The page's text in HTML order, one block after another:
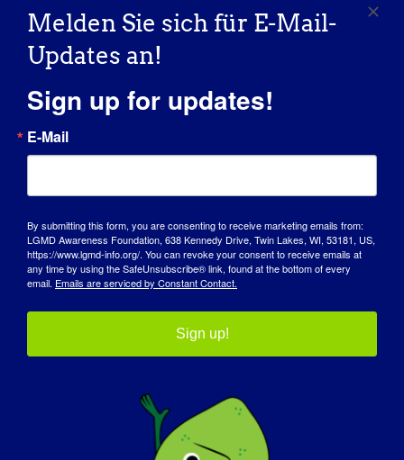
of Muscular Dystrophy.www.iamd.inUnd
Rehabilitationszentrums für alle Formen
gemacht, die Sie heute sind?
Boutique für Damenmode geführt und
nebenbei die Organisation für
Muskeldystrophie gegründet.
Was möchten Sie der Welt über LGMD
erfährt - die Symptome, die
Herausforderungen, die Behandlung, die
Rehabilitation, die neueste
Melden Sie sich für E-Mail-
Updates an!
Sign up for updates!
E-Mail
By submitting this form, you are consenting to receive marketing emails from:
LGMD Awareness Foundation, 638 Kennedy Drive, Twin Lakes, WI, 53181, US,
https://www.lgmd-info.org/. You can revoke your consent to receive emails at
any time by using the SafeUnsubscribe® link, found at the bottom of every
email. Emails are serviced by Constant Contact.
Sign up!